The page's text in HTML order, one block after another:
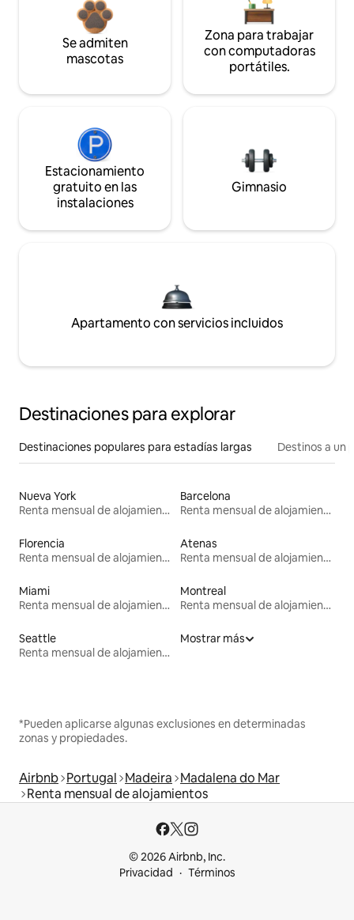
Se admiten
mascotas
Zona para trabajar
con computadoras
portátiles.
Estacionamiento
gratuito en las
instalaciones
Gimnasio
Apartamento con servicios incluidos
Destinaciones para explorar
Destinaciones populares para estadías largas Destinos a un
Nueva York
Renta mensual de alojamientos
Barcelona
Renta mensual de alojamientos
Florencia
Renta mensual de alojamientos
Atenas
Renta mensual de alojamientos
Miami
Renta mensual de alojamientos
Montreal
Renta mensual de alojamientos
Seattle
Renta mensual de alojamientos
Mostrar más
*Pueden aplicarse algunas exclusiones en determinadas
zonas y propiedades.
Airbnb Portugal Madeira Madalena do Mar
Renta mensual de alojamientos
© 2026 Airbnb, Inc.
Privacidad
Términos